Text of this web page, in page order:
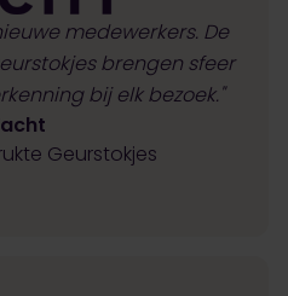
medewerkers. De
brengen sfeer
bij elk bezoek."
Geurstokjes